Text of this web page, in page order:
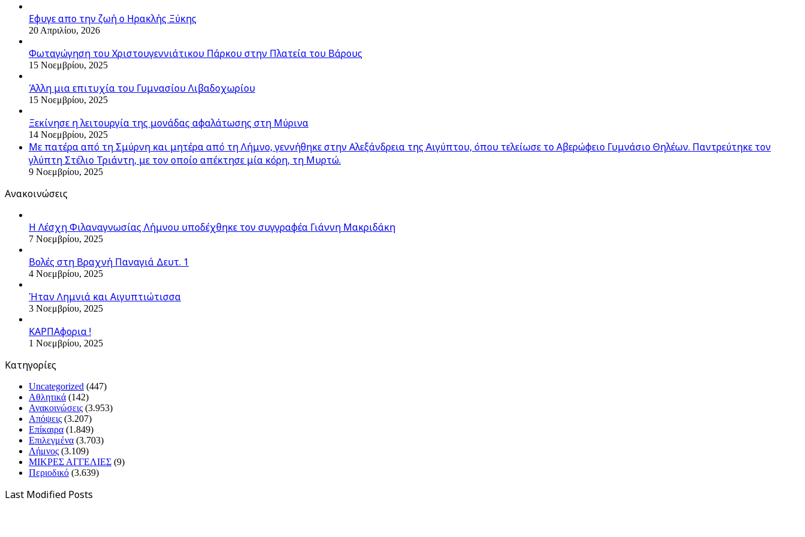
Εφυγε απο την ζωή o Ηρακλής Ξύκης
20 Απριλίου, 2026
Φωταγώγηση του Χριστουγεννιάτικου Πάρκου στην Πλατεία του Βάρους
15 Νοεμβρίου, 2025
Άλλη μια επιτυχία του Γυμνασίου Λιβαδοχωρίου
15 Νοεμβρίου, 2025
Ξεκίνησε η λειτουργία της μονάδας αφαλάτωσης στη Μύρινα
14 Νοεμβρίου, 2025
Με πατέρα από τη Σμύρνη και μητέρα από τη Λήμνο, γεννήθηκε στην Αλεξάνδρεια της Αιγύπτου, όπου τελείωσε το Αβερώφειο Γυμνάσιο Θηλέων. Παντρεύτηκε τον
γλύπτη Στέλιο Τριάντη, με τον οποίο απέκτησε μία κόρη, τη Μυρτώ.
9 Νοεμβρίου, 2025
Ανακοινώσεις
Η Λέσχη Φιλαναγνωσίας Λήμνου υποδέχθηκε τον συγγραφέα Γιάννη Μακριδάκη
7 Νοεμβρίου, 2025
Βολές στη Βραχνή Παναγιά Δευτ. 1
4 Νοεμβρίου, 2025
Ήταν Λημνιά και Αιγυπτιώτισσα
3 Νοεμβρίου, 2025
ΚΑΡΠΑφορια !
1 Νοεμβρίου, 2025
Kατηγορίες
Uncategorized (447)
Αθλητικά (142)
Ανακοινώσεις (3.953)
Απόψεις (3.207)
Επίκαιρα (1.849)
Επιλεγμένα (3.703)
Λήμνος (3.109)
ΜΙΚΡΕΣ ΑΓΓΕΛΙΕΣ (9)
Περιοδικό (3.639)
Last Modified Posts